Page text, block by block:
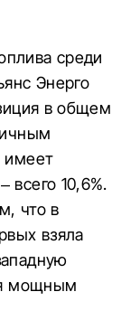
среди
Энерго
в общем
имеет
10,6%.
что в
взяла
мощным